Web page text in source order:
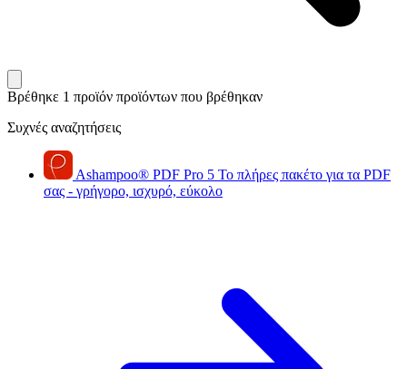
Βρέθηκε 1 προϊόν προϊόντων που βρέθηκαν
Συχνές αναζητήσεις
Ashampoo® PDF Pro 5 Το πλήρες πακέτο για τα PDF
σας - γρήγορο, ισχυρό, εύκολο